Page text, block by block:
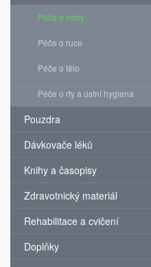
Péče o nohy
Péče o ruce
Péče o tělo
Péče o rty a ústní hygiena
Pouzdra
Dávkovače léků
Knihy a časopisy
Zdravotnický materiál
Rehabilitace a cvičení
Doplňky